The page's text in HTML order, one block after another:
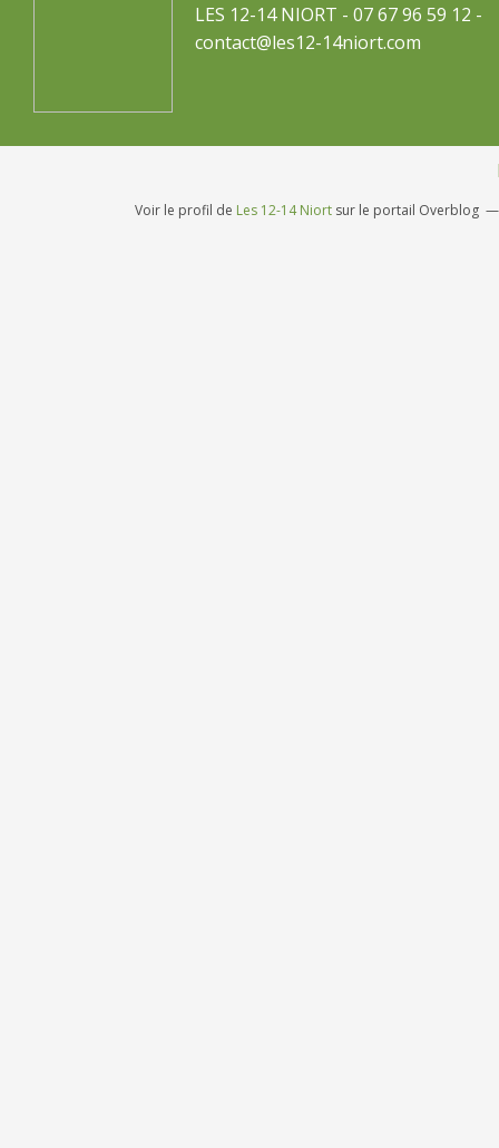
LES 12-14 NIORT - 07 67 96 59 12 -
contact@les12-14niort.com
Voir le profil de Les 12-14 Niort sur le portail Overblog